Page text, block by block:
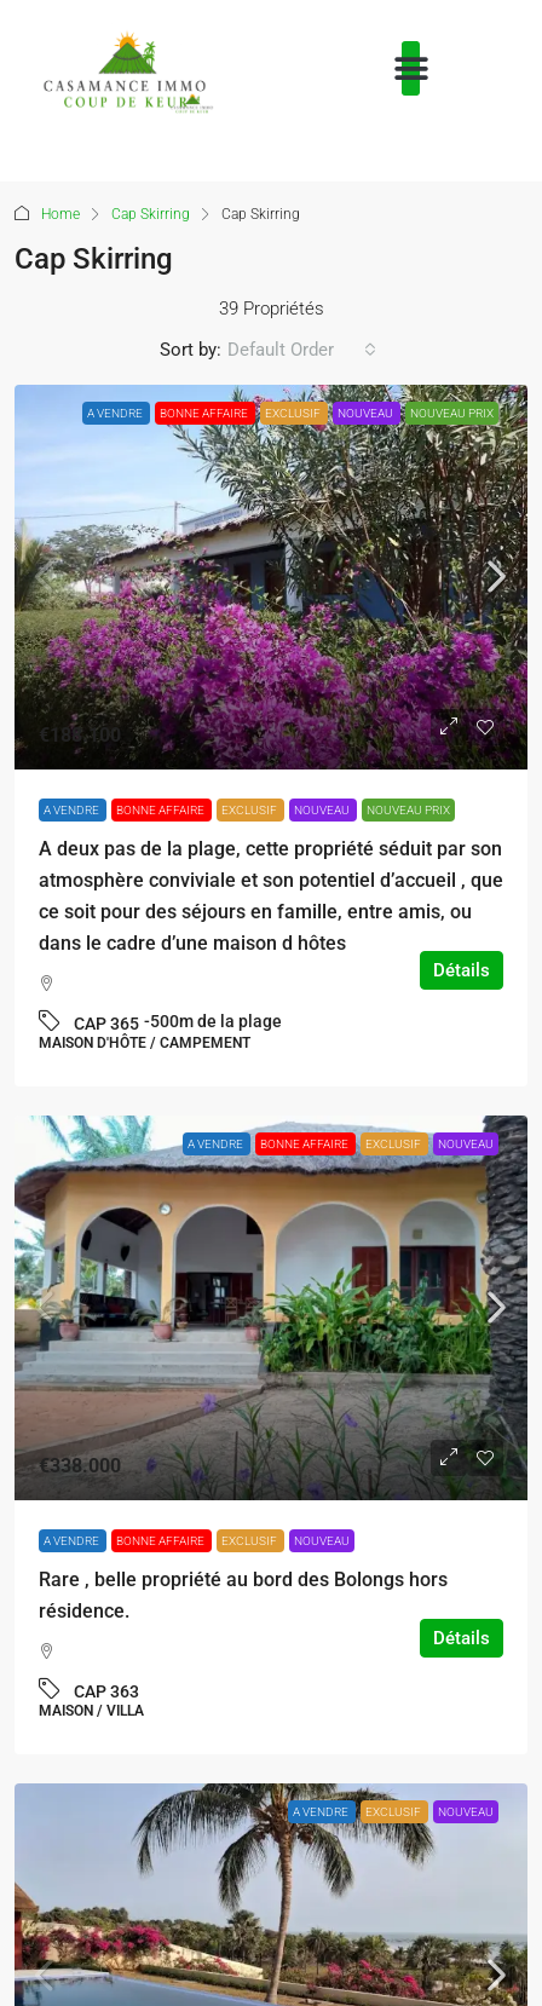
Home Cap Skirring Cap Skirring
Cap Skirring
39 Propriétés
Sort by: Default Order
A VENDRE BONNE AFFAIRE EXCLUSIF NOUVEAU NOUVEAU PRIX
€188.100
A VENDRE BONNE AFFAIRE EXCLUSIF NOUVEAU NOUVEAU PRIX
A deux pas de la plage, cette propriété séduit par son
atmosphère conviviale et son potentiel d’accueil , que
ce soit pour des séjours en famille, entre amis, ou
dans le cadre d’une maison d hôtes
CAP 365 -500m de la plage
MAISON D'HÔTE / CAMPEMENT
Détails
A VENDRE BONNE AFFAIRE EXCLUSIF NOUVEAU
€338.000
A VENDRE BONNE AFFAIRE EXCLUSIF NOUVEAU
Rare , belle propriété au bord des Bolongs hors
résidence.
CAP 363
MAISON / VILLA
Détails
A VENDRE EXCLUSIF NOUVEAU